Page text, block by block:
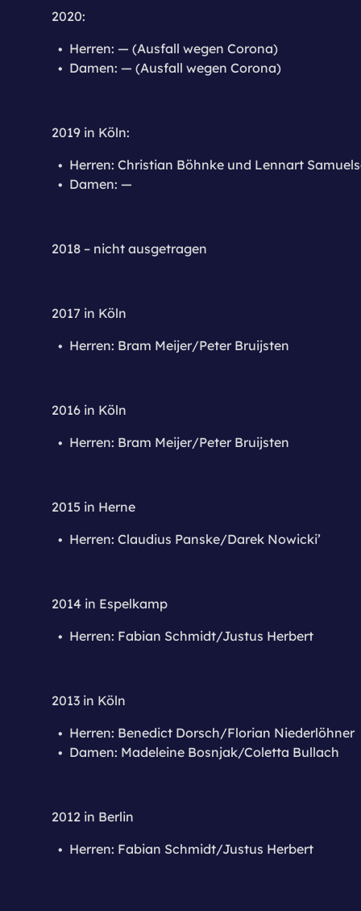
2020:
Herren: — (Ausfall wegen Corona)
Damen: — (Ausfall wegen Corona)
2019 in Köln:
Herren: Christian Böhnke und Lennart
Damen: —
2018 – nicht ausgetragen
2017 in Köln
Herren: Bram Meijer/Peter Bruijsten
2016 in Köln
Herren: Bram Meijer/Peter Bruijsten
2015 in Herne
Herren: Claudius Panske/Darek Nowicki’
2014 in Espelkamp
Herren: Fabian Schmidt/Justus Herbert
2013 in Köln
Herren: Benedict Dorsch/Florian Niederlöhner
Damen: Madeleine Bosnjak/Coletta Bullach
2012 in Berlin
Herren: Fabian Schmidt/Justus Herbert